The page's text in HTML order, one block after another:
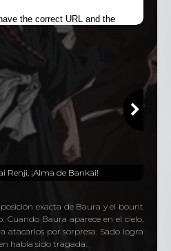
Renji, ¡Alma de Bankai!
exacta de Baura y el bount
Cuando Baura aparece en el cielo,
atacarlos por sorpresa. Sado logra
había sido tragada.